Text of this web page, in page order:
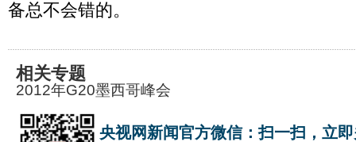
备总不会错的。
相关专题
2012年G20墨西哥峰会
央视网新闻官方微信：扫一扫，立